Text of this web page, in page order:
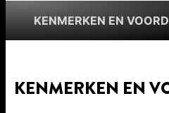
KENMERKEN EN
KENMERKEN EN